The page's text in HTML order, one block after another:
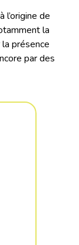
de
la
présence
par des